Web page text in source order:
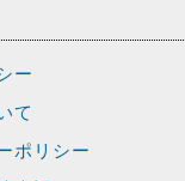
ー
て
ポリシー